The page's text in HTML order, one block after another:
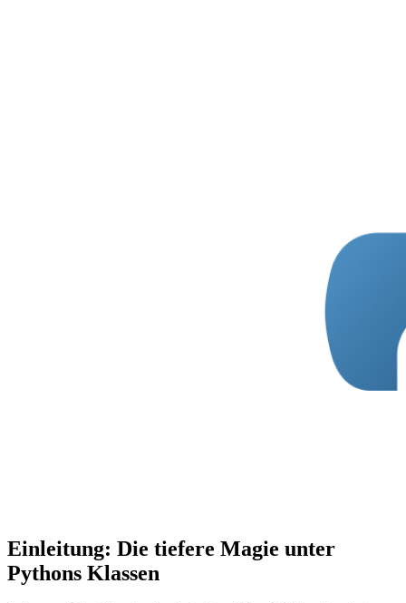
Einleitung: Die tiefere Magie unter
Pythons Klassen